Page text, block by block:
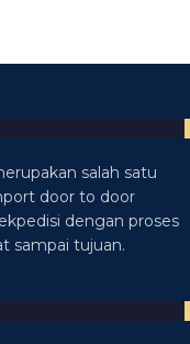
salah satu
door to door
dengan proses
sampai tujuan.